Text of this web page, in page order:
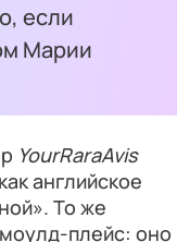
если
Марии
YourRaraAvis
английское
То же
плейс: оно